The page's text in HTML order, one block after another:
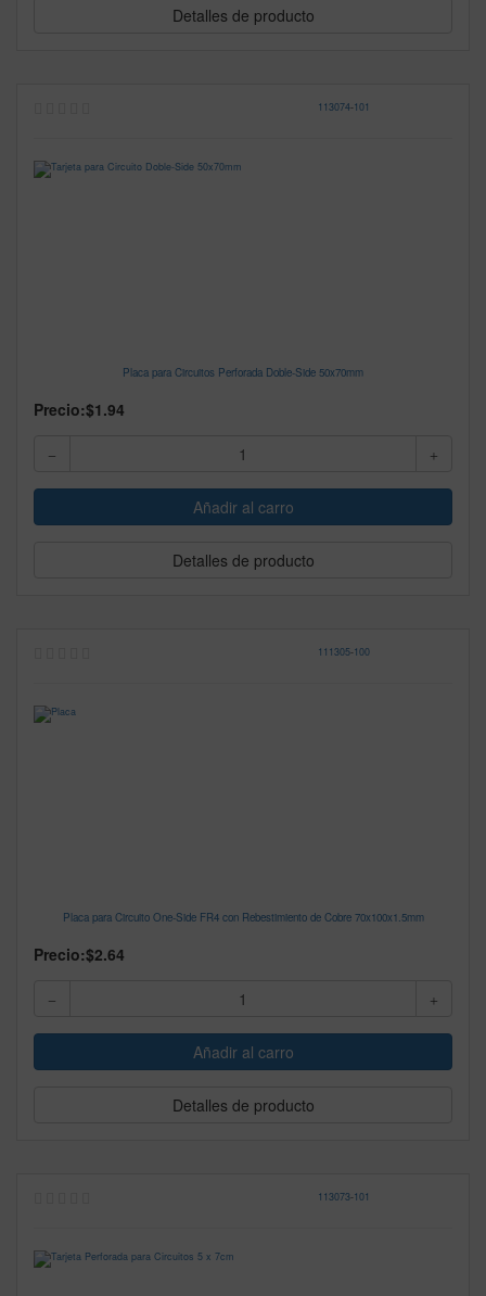
Detalles de producto
113074-101
Placa para Circuitos Perforada Doble-Side 50x70mm
Precio:$1.94
Detalles de producto
111305-100
Placa para Circuito One-Side FR4 con Rebestimiento de Cobre 70x100x1.5mm
Precio:$2.64
Detalles de producto
113073-101